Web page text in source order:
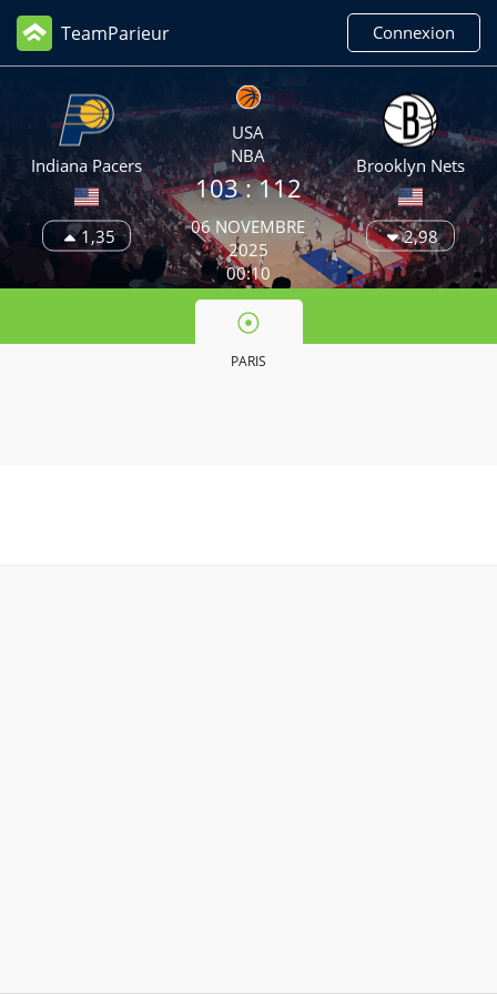
TeamParieur Connexion
Indiana Pacers
1,35
USA
NBA
103 :112
06 NOVEMBRE
2025
00:10
Brooklyn Nets
2,98
PARIS